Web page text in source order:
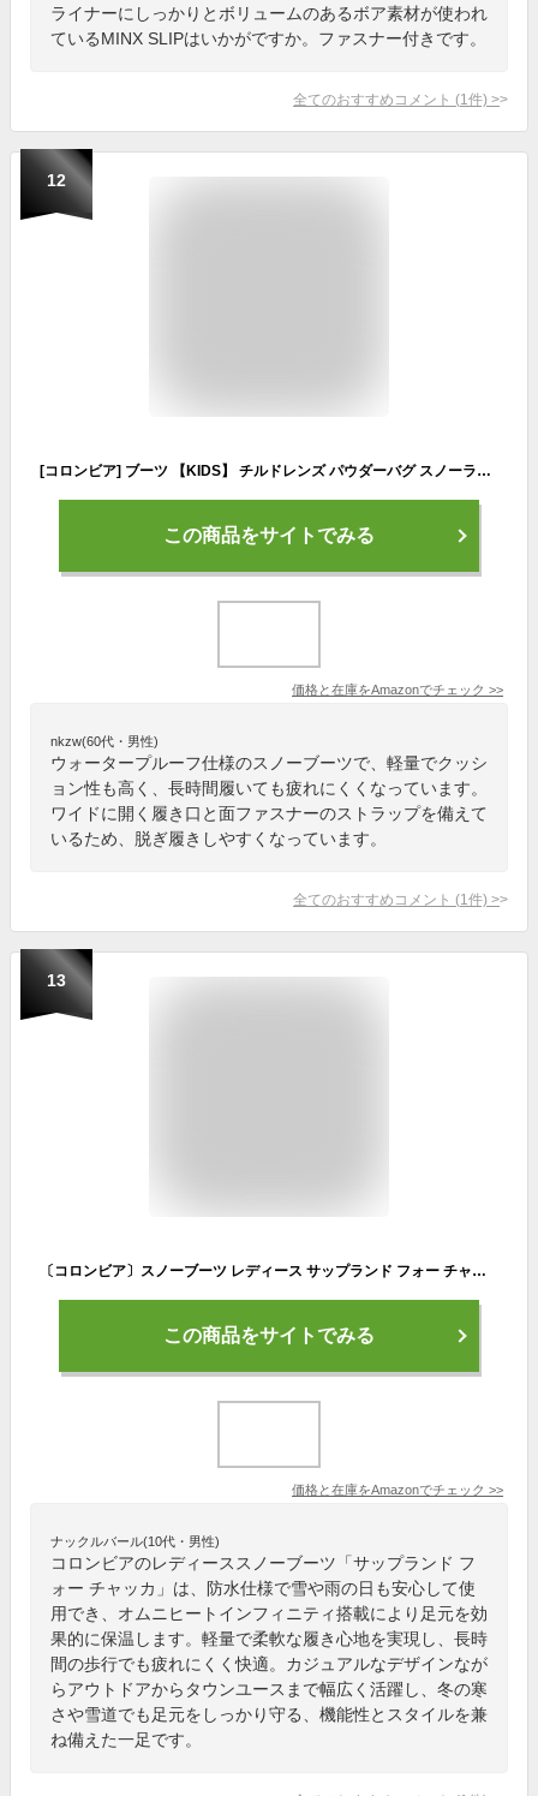
ライナーにしっかりとボリュームのあるボア素材が使われ
ているMINX SLIPはいかがですか。ファスナー付きです。
全てのおすすめコメント (1 件) >
12
[コロンビア] ブーツ 【KIDS】 チルドレンズ パウダーバグ スノーライト BC6077 キッズ 13.0cm Collegiate Navy, Spicy
この商品をサイトでみる
価格と在庫をAmazonでチェック >>
nkzw(60代・男性)
ウォータープルーフ仕様のスノーブーツで、軽量でクッシ
ョン性も高く、長時間履いても疲れにくくなっています。
ワイドに開く履き口と面ファスナーのストラップを備えて
いるため、脱ぎ履きしやすくなっています。
全てのおすすめコメント (1 件) >
13
〔コロンビア〕スノーブーツ レディース サップランド フォー チャッカ ウォータープルーフ オムニヒートインフィニティ YU9682-010 ＢＫ／０１０ ２４．０cm
この商品をサイトでみる
価格と在庫をAmazonでチェック >>
ナックルバール(10代・男性)
コロンビアのレディーススノーブーツ「サップランド フ
ォー チャッカ」は、防水仕様で雪や雨の日も安心して使
用でき、オムニヒートインフィニティ搭載により足元を効
果的に保温します。軽量で柔軟な履き心地を実現し、長時
間の歩行でも疲れにくく快適。カジュアルなデザインなが
らアウトドアからタウンユースまで幅広く活躍し、冬の寒
さや雪道でも足元をしっかり守る、機能性とスタイルを兼
ね備えた一足です。